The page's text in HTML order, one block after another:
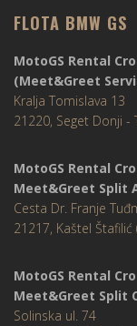
FLOTA BMW GS
MotoGS Rental
(Meet&Greet
Kralja Tomislava 13
21220, Seget Donji -
MotoGS Rental
Meet&Greet Split
Cesta Dr. Franje
21217, Kaštel Štafilić
MotoGS Rental
Meet&Greet Split
Solinska ul. 74